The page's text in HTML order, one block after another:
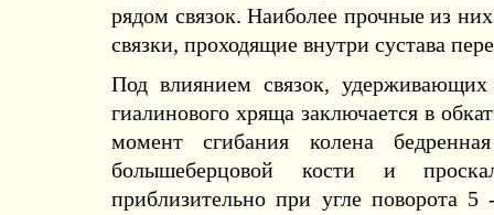
рядом связок. Наиболее прочные из
связки, проходящие внутри сустава
Под влиянием связок,
гиалинового хряща заключается в
момент сгибания колена
болышеберцовой кости и
приблизительно при угле поворота 5